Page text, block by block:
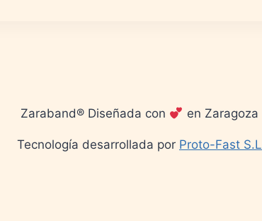
Zaraband® Diseñada con en Zaragoza
Tecnología desarrollada por Proto-Fast S.L